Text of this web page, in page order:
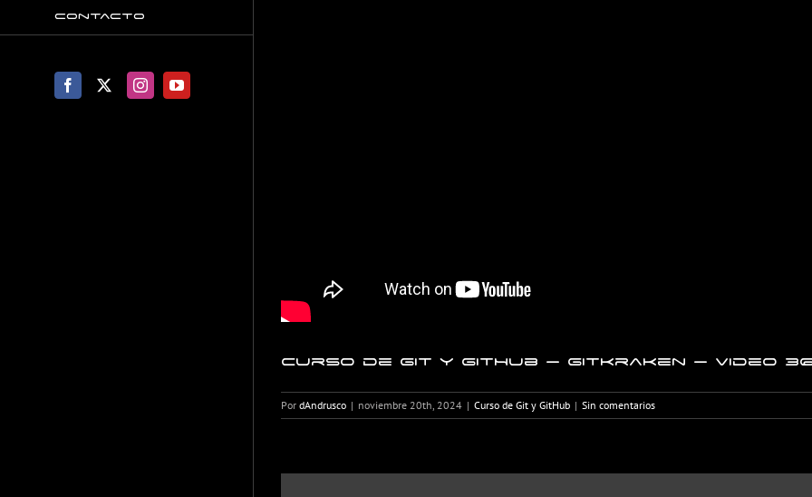
Contacto
Facebook
X InstagramYouTube
Curso de Git y GitHub – GitKraken – Video
Por dAndrusco | noviembre 20th, 2024 | Curso de Git y GitHub | Sin comentarios